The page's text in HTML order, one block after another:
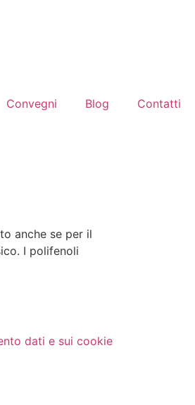
Convegni Blog Contatti
anche se per il
I polifenoli
dati e sui cookie